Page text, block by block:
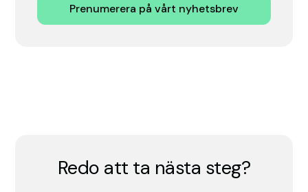
Prenumerera på vårt nyhetsbrev
Redo att ta nästa steg?